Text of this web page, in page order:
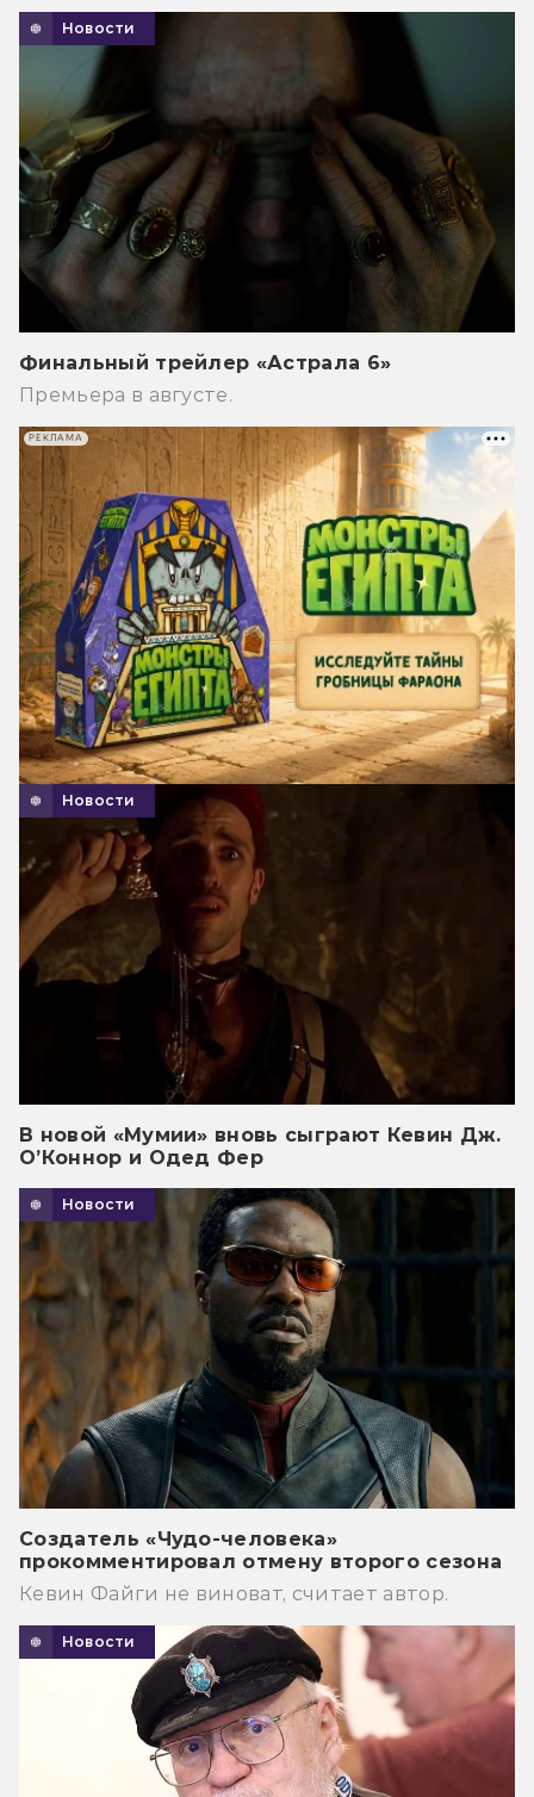
Новости
Финальный трейлер «Астрала 6»
Премьера в августе.
Новости
В новой «Мумии» вновь сыграют Кевин Дж.
О’Коннор и Одед Фер
Новости
Создатель «Чудо-человека»
прокомментировал отмену второго сезона
Кевин Файги не виноват, считает автор.
Новости
РЕКЛАМА